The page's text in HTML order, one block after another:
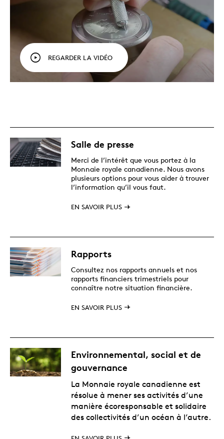
REGARDER LA VIDÉO
Salle de presse
Merci de l’intérêt que vous portez à la
Monnaie royale canadienne. Nous avons
plusieurs options pour vous aider à trouver
l’information qu’il vous faut.
EN SAVOIR PLUS
Rapports
Consultez nos rapports annuels et nos
rapports financiers trimestriels pour
connaître notre situation financière.
EN SAVOIR PLUS
Environnemental, social et de
gouvernance
La Monnaie royale canadienne est
résolue à mener ses activités d’une
manière écoresponsable et solidaire
des collectivités d’un océan à l’autre.